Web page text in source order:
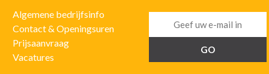
Algemene bedrijfsinfo
Contact & Openingsuren
Prijsaanvraag
Vacatures